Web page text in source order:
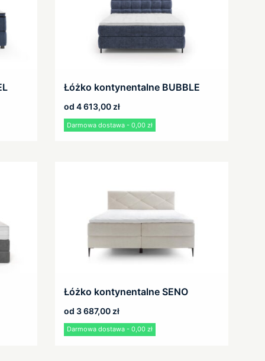
Łóżko kontynentalne BUBBLE
od 4 613,00zł
Darmowa dostawa - 0,00 zł
Łóżko kontynentalne SENO
od 3 687,00 zł
Darmowa dostawa - 0,00 zł